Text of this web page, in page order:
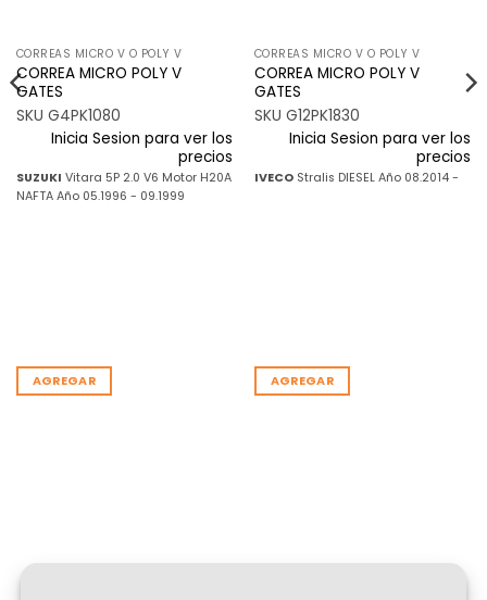
CORREAS MICRO V O POLY V
CORREA MICRO POLY V
GATES
SKU G4PK1080
Inicia Sesion para ver los
precios
SUZUKI Vitara 5P 2.0 V6 Motor H20A
NAFTA Año 05.1996 - 09.1999
AGREGAR
CORREAS MICRO V O POLY V
CORREA MICRO POLY V
GATES
SKU G12PK1830
Inicia Sesion para ver los
precios
IVECOStralis DIESEL Año 08.2014 -
AGREGAR